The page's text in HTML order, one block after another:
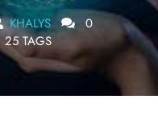
KHALYS
0
25 TAGS